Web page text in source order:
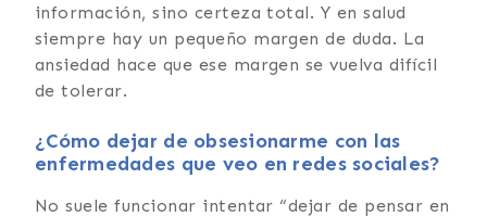
información, sino certeza total. Y en salud
siempre hay un pequeño margen de duda. La
ansiedad hace que ese margen se vuelva difícil
de tolerar.
¿Cómo dejar de obsesionarme con las
enfermedades que veo en redes sociales?
No suele funcionar intentar “dejar de pensar en